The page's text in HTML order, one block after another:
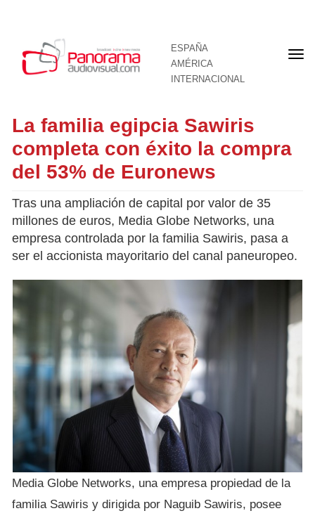
ESPAÑA
AMÉRICA
INTERNACIONAL
La familia egipcia Sawiris
completa con éxito la compra
del 53% de Euronews
Tras una ampliación de capital por valor de 35
millones de euros, Media Globe Networks, una
empresa controlada por la familia Sawiris, pasa a
ser el accionista mayoritario del canal paneuropeo.
Media Globe Networks, una empresa propiedad de la
familia Sawiris y dirigida por Naguib Sawiris, posee